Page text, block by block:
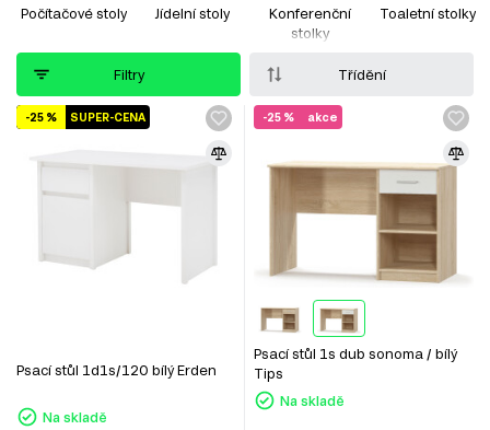
Počítačové stoly Jídelní stoly
Konferenční
stolky
Toaletní stolky
Filtry Třídění
SUPER-CENA
-25 %
Psací stůl 1d1s/120 bílý Erden
Na skladě
akce
-25 %
Psací stůl 1s dub sonoma / bílý
Tips
Na skladě